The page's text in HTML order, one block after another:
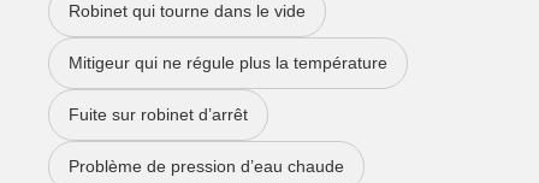
Robinet qui tourne dans le vide
Mitigeur qui ne régule plus la température
Fuite sur robinet d’arrêt
Problème de pression d’eau chaude